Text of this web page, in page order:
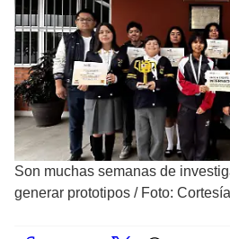
Son muchas semanas de
generar prototipos / Foto: